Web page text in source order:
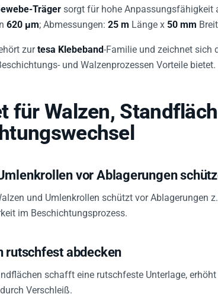
Träger sorgt für hohe Anpassungsfähigkeit
620 µm; Abmessungen: 25 m Länge x 50 mm
zurtesa Klebeband-Familie und zeichnet sich
und Walzenprozessen Vorteile bietet.
für Walzen,
vor Ablagerungen
und Umlenkrollen schützt vor Ablagerungen
im Beschichtungsprozess.
rutschfest abdecken
schafft eine rutschfeste Unterlage,
Verschleiß.